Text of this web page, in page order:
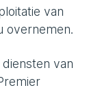
van
overnemen.
van